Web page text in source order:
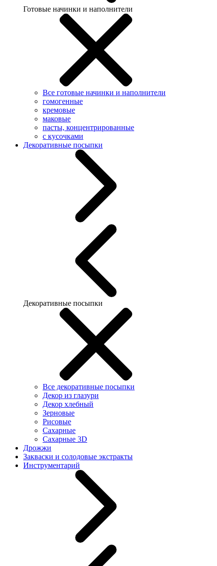
Готовые начинки и наполнители
Все готовые начинки и наполнители
гомогенные
кремовые
маковые
пасты, концентрированные
с кусочками
Декоративные посыпки
Декоративные посыпки
Все декоративные посыпки
Декор из глазури
Декор хлебный
Зерновые
Рисовые
Сахарные
Сахарные 3D
Дрожжи
Закваски и солодовые экстракты
Инструментарий